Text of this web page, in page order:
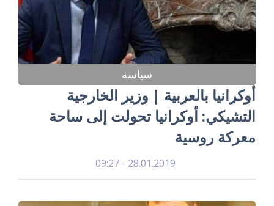
سياسة
أوكرانيا بالعربية | وزير الخارجية
التشيكي: أوكرانيا تحولت إلى ساحة
معركة روسية
28.01.2019 - 09:27